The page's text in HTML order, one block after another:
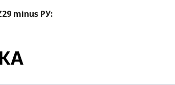
minus РУ:
доме, что значительно повышает его